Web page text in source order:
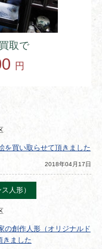
取で
円
を買い取らせて頂きました
2018年04月17日
人形）
の創作人形（オリジナルド
きました